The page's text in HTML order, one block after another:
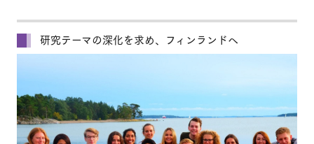
研究テーマの深化を求め、フィンランドへ